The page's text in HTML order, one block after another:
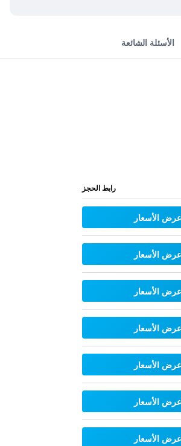
الأسئلة الشائعة
رابط الحجز
عرض الأسعار
عرض الأسعار
عرض الأسعار
عرض الأسعار
عرض الأسعار
عرض الأسعار
عرض الأسعار